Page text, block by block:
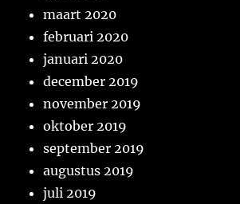
maart 2020
februari 2020
januari 2020
december 2019
november 2019
oktober 2019
september 2019
augustus 2019
juli 2019